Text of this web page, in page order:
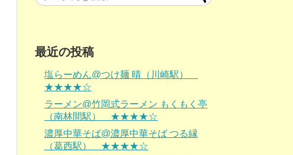
最近の投稿
塩らーめん@つけ麺 晴（川崎駅）
★★★★☆
ラーメン@竹岡式ラーメン もくもく亭
（南林間駅） ★★★★☆
濃厚中華そば@濃厚中華そば つる縁
（葛西駅） ★★★★☆